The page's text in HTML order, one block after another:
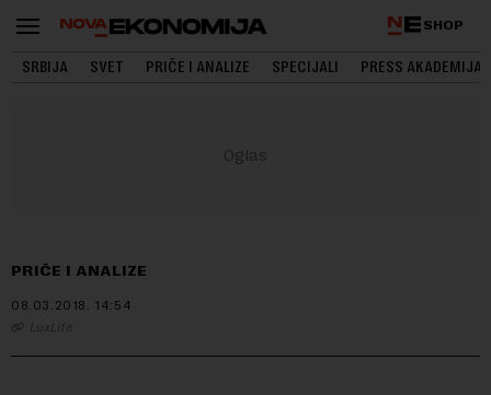
SHOP
SRBIJA SVET PRIČE I ANALIZE SPECIJALI PRESS AKADEMIJA
PRIČE I ANALIZE
08.03.2018. 14:54
LuxLife